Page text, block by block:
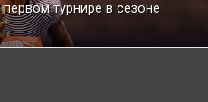
турнире в сезоне